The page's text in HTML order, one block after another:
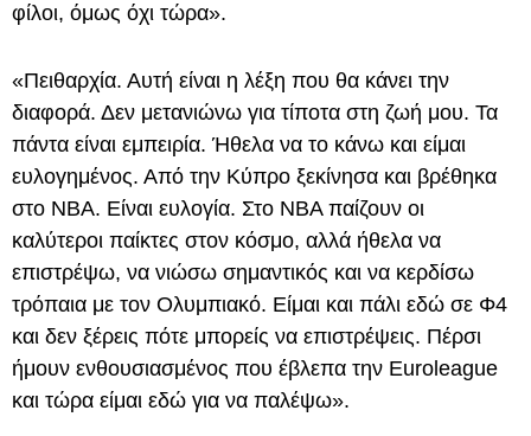
φίλοι, όμως όχι τώρα».
«Πειθαρχία. Αυτή είναι η λέξη που θα κάνει την
διαφορά. Δεν μετανιώνω για τίποτα στη ζωή μου. Τα
πάντα είναι εμπειρία. Ήθελα να το κάνω και είμαι
ευλογημένος. Από την Κύπρο ξεκίνησα και βρέθηκα
στο ΝΒΑ. Είναι ευλογία. Στο ΝΒΑ παίζουν οι
καλύτεροι παίκτες στον κόσμο, αλλά ήθελα να
επιστρέψω, να νιώσω σημαντικός και να κερδίσω
τρόπαια με τον Ολυμπιακό. Είμαι και πάλι εδώ σε Φ4
και δεν ξέρεις πότε μπορείς να επιστρέψεις. Πέρσι
ήμουν ενθουσιασμένος που έβλεπα την Euroleague
και τώρα είμαι εδώ για να παλέψω».